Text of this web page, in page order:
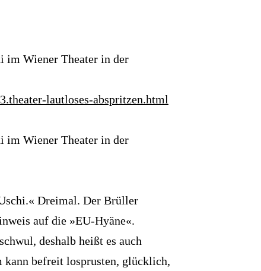
im Wiener Theater in der
lautloses-abspritzen.html
im Wiener Theater in der
Dreimal. Der Brüller
auf die »EU-Hyäne«.
deshalb heißt es auch
kann befreit losprusten, glücklich,